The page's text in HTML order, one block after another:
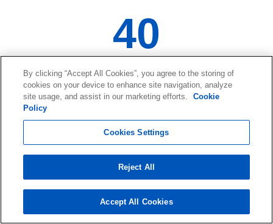
40
Ans
d'expérience
1
Million+
de clients
By clicking “Accept All Cookies”, you agree to the storing of
cookies on your device to enhance site navigation, analyze
site usage, and assist in our marketing efforts.
Cookie
Policy
Cookies Settings
Reject All
Accept All Cookies